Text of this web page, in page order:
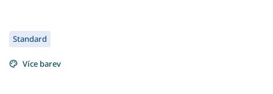
Standard
Více barev